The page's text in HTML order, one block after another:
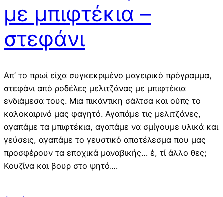
με μπιφτέκια –
στεφάνι
Απ’ το πρωί είχα συγκεκριμένο μαγειρικό πρόγραμμα,
στεφάνι από ροδέλες μελιτζάνας με μπιφτέκια
ενδιάμεσα τους. Μια πικάντικη σάλτσα και ούπς το
καλοκαιρινό μας φαγητό. Αγαπάμε τις μελιτζάνες,
αγαπάμε τα μπιφτέκια, αγαπάμε να σμίγουμε υλικά και
γεύσεις, αγαπάμε το γευστικό αποτέλεσμα που μας
προσφέρουν τα εποχικά μαναβικής… έ, τί άλλο θες;
Κουζίνα και βουρ στο ψητό.…